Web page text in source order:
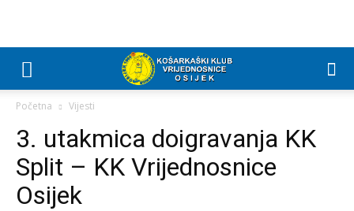
Početna Vijesti
3. utakmica doigravanja KK
Split – KK Vrijednosnice
Osijek